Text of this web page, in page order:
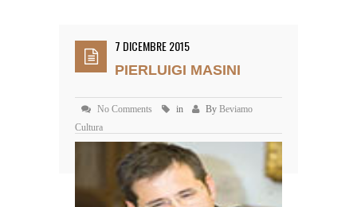
7 DICEMBRE 2015
PIERLUIGI MASINI
No Comments in By Beviamo
Cultura